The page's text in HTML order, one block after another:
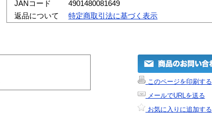
JANコード
4901480081649
返品について
特定商取引法に基づく表示
このページを印刷する
メールでURLを送る
お気に入りに追加する